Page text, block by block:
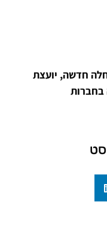
חדשה, יועצת
בחברות